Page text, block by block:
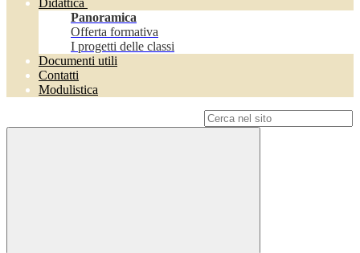
Didattica
Panoramica
Offerta formativa
I progetti delle classi
Documenti utili
Contatti
Modulistica